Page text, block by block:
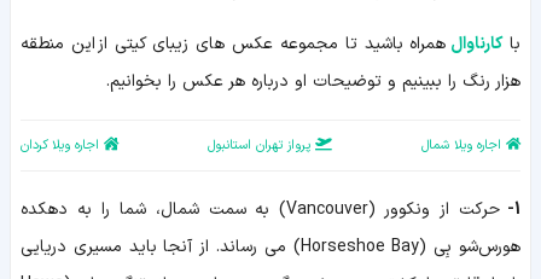
باکارناوال همراه باشید تا مجموعه عکس های زیبای کیتی از این منطقه
هزار رنگ را ببینیم و توضیحات او درباره هر عکس را بخوانیم.
اجاره ویلا شمال پرواز تهران استانبول اجاره ویلا کردان
1-
حرکت از ونکوور (Vancouver) به سمت شمال، شما را به دهکده
هورس‌شو بِی (Horseshoe Bay) می رساند. از آنجا باید مسیری دریایی